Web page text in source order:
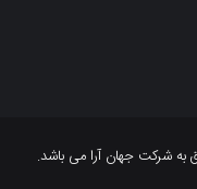
شرکت جهان آرا می باشد.